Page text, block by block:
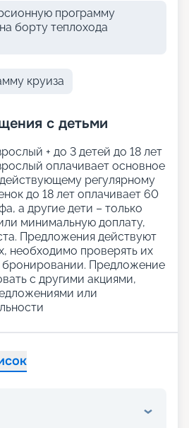
программу
борту теплохода
круиза
с детьми
+ до 3 детей до 18 лет
оплачивает основное
регулярному
до 18 лет оплачивает 60
а другие дети – только
минимальную доплату,
Предложения действуют
необходимо проверять их
бронировании. Предложение
с другими акциями,
или